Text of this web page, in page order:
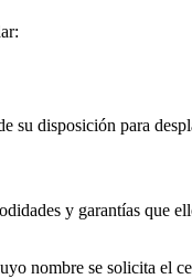
disposición para
y garantías que
nombre se solicita el